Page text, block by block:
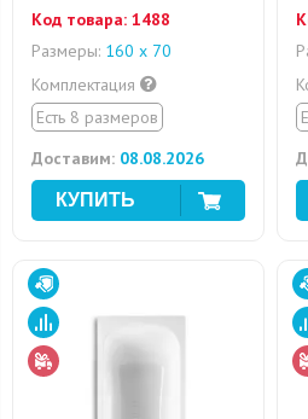
Код товара: 1488
Размеры: 160 х 70
Комплектация
Есть 8 размеров
Доставим: 08.08.2026